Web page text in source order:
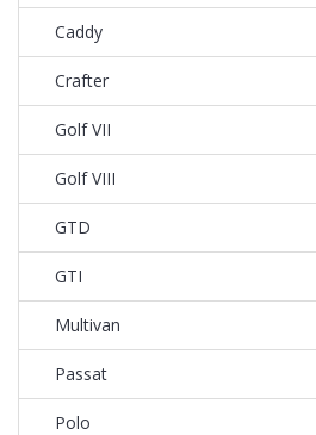
Caddy
Crafter
Golf VII
Golf VIII
GTD
GTI
Multivan
Passat
Polo